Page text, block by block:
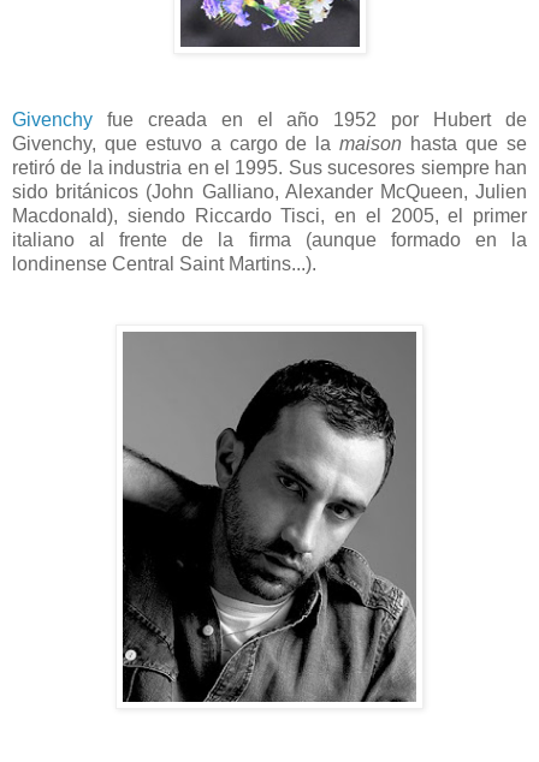
Givenchy fue creada en el año 1952 por Hubert de
Givenchy, que estuvo a cargo de lamaison hasta que se
retiró de la industria en el 1995. Sus sucesores siempre han
sido británicos (John Galliano, Alexander McQueen, Julien
Macdonald), siendo Riccardo Tisci, en el 2005, el primer
italiano al frente de la firma (aunque formado en la
londinense Central Saint Martins...).